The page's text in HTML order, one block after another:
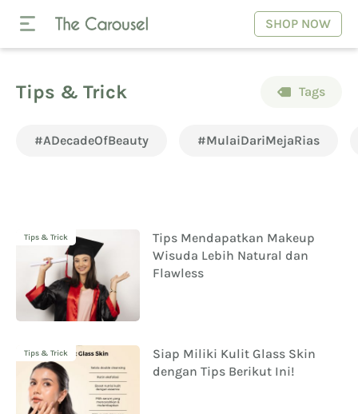
SHOP NOW
Tips & Trick Tags
#ADecadeOfBeauty #MulaiDariMejaRias
Tips & Trick
Tips Mendapatkan Makeup
Wisuda Lebih Natural dan
Flawless
Tips & Trick
Siap Miliki Kulit Glass Skin
dengan Tips Berikut Ini!